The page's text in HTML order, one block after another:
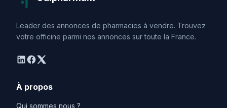
Leader des annonces de pharmacies à vendre. Trouvez
votre officine parmi nos annonces sur toute la France.
linkedin
facebook
twitter
À propos
Qui sommes nous ?